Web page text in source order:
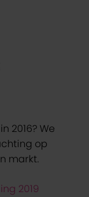
2016? We
op
markt.
2019